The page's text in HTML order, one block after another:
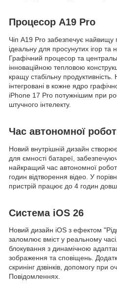
Процесор A19 Pro
Чіп A19 Pro забезпечує найвищу
ідеальну для просунутих ігор та
Графічний процесор та
інноваційною тепловою
кращу стабільну продуктивність.
інтегровані в кожне ядро
iPhone 17 Pro потужнішим при
штучного інтелекту.
Час автономної
Новий внутрішній дизайн
для ємності батареї,
найкращий час автономної
годин відтворення відео. У
пристрій працює до 4 годин
Система iOS 26
Новий дизайн iOS з ефектом
заломлює вміст у реальному
блокування з динамічною
зображення та сповіщень.
скринінг дзвінків, допомогу при
Повідомленнях.